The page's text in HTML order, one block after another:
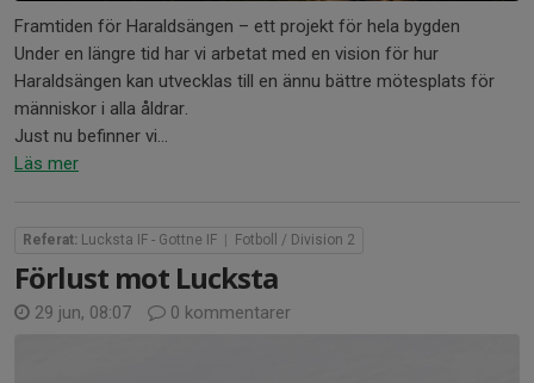
Framtiden för Haraldsängen – ett projekt för hela bygden
Under en längre tid har vi arbetat med en vision för hur
Haraldsängen kan utvecklas till en ännu bättre mötesplats för
människor i alla åldrar.
Just nu befinner vi...
Läs mer
Referat: Lucksta IF - Gottne IF Fotboll / Division 2
Förlust mot Lucksta
29 jun, 08:07 0 kommentarer